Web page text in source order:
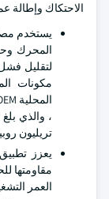
الاحتكاك وإطالة
المحرك
لتقليل
تريليون
يعزز
مقاومتها
العمر